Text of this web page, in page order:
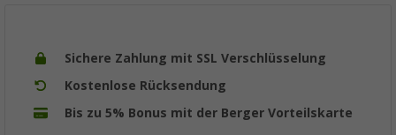
Sichere Zahlung mit SSL Verschlüsselung
Kostenlose Rücksendung
Bis zu 5% Bonus mit der Berger Vorteilskarte